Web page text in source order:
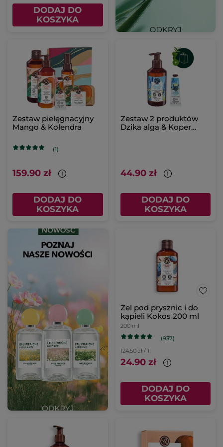
DODAJ DO
KOSZYKA
Zestaw pielęgnacyjny
Mango & Kolendra
(1)
159.90 zł
DODAJ DO
KOSZYKA
Zestaw 2 produktów
Dzika alga & Koper
44.90 zł
DODAJ DO
KOSZYKA
Żel pod prysznic i do
kąpieli Kokos 200 ml
200 ml
(937)
124.50 zł / 1l
24.90 zł
DODAJ DO
KOSZYKA